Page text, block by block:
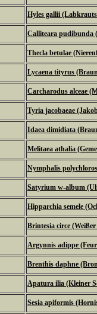
Hyles gallii
Calliteara pudibunda
Thecla betulae
Lycaena tityrus
Carcharodus alceae
Tyria jacobaeae
Idaea dimidiata
Melitaea athalia
Nymphalis
Satyrium w-album
Hipparchia semele
Brintesia circe
Argynnis adippe
Brenthis daphne
Apatura ilia (Kleiner
Sesia apiformis